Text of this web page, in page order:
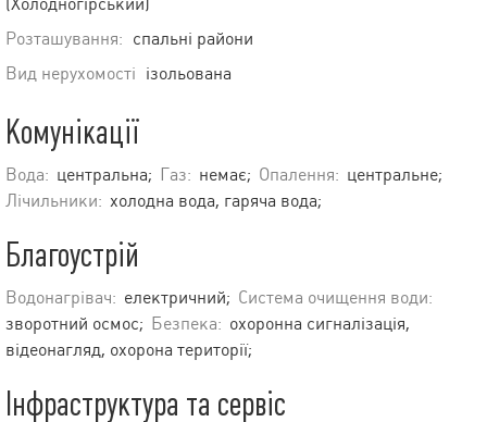
Розташування: спальні райони
Вид нерухомості ізольована
Комунікації
Вода: центральна; Газ: немає; Опалення: центральне;
Лічильники: холодна вода, гаряча вода;
Благоустрій
Водонагрівач: електричний; Система очищення води:
зворотний осмос; Безпека: охоронна сигналізація,
відеонагляд, охорона території;
Інфраструктура та сервіс